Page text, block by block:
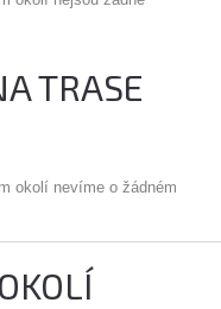
TRASE
okolí nevíme o žádném